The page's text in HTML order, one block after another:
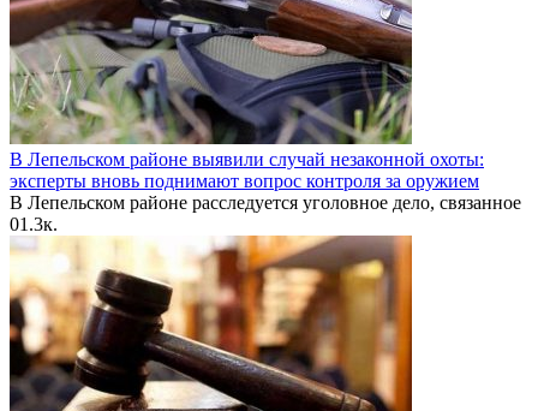
В Лепельском районе выявили случай незаконной охоты:
эксперты вновь поднимают вопрос контроля за оружием
В Лепельском районе расследуется уголовное дело, связанное
01.3к.